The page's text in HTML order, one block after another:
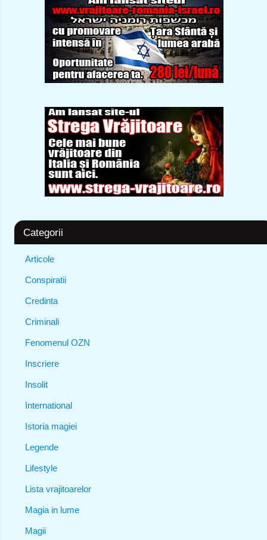
Categorii
Articole
Conspiratii
Credinta
Criminali
Fenomenul OZN
Inscriere
Insolit
International
Istoria magiei
Legende
Lifestyle
Lista vrajitoarelor
Magia in lume
Magii